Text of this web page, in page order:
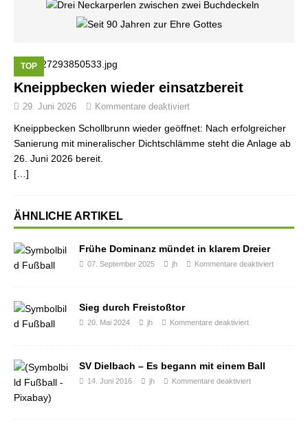
TOP
Kneippbecken wieder einsatzbereit
29. Juni 2026 Kommentare deaktiviert
Kneippbecken Schollbrunn wieder geöffnet: Nach erfolgreicher
Sanierung mit mineralischer Dichtschlämme steht die Anlage ab
26. Juni 2026 bereit.
[…]
ÄHNLICHE ARTIKEL
Frühe Dominanz mündet in klarem Dreier
07. September 2025 jh Kommentare deaktiviert
Sieg durch Freistoßtor
20. Mai 2024 jh Kommentare deaktiviert
SV Dielbach – Es begann mit einem Ball
14. Juni 2016 jh Kommentare deaktiviert